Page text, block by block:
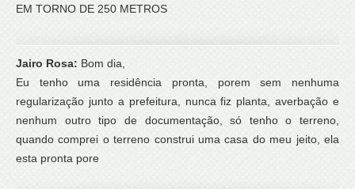
EM TORNO DE 250 METROS
Jairo Rosa: Bom dia,
Eu tenho uma residência pronta, porem sem nenhuma
regularização junto a prefeitura, nunca fiz planta, averbação e
nenhum outro tipo de documentação, só tenho o terreno,
quando comprei o terreno construi uma casa do meu jeito, ela
esta pronta pore